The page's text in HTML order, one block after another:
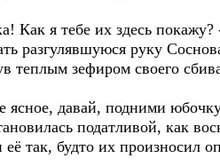
Как я тебе их здесь
разгулявшуюся руку
теплым зефиром своего
давай, подними
податливой, как
её так, будто их произносил